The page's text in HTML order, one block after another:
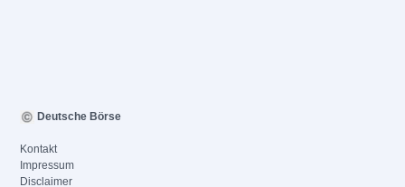
Deutsche Börse
Kontakt
Impressum
Disclaimer